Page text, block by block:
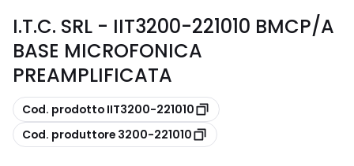
I.T.C. SRL - IIT3200-221010 BMCP/A
BASE MICROFONICA
PREAMPLIFICATA
copia
Cod. prodotto IIT3200-221010
copia
Cod. produttore 3200-221010